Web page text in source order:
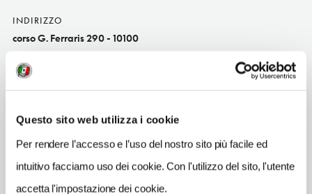
Questo sito web utilizza i cookie
Per rendere l’accesso e l’uso del nostro sito più facile ed
intuitivo facciamo uso dei cookie. Con l'utilizzo del sito, l'utente
accetta l'impostazione dei cookie.
INDIRIZZO
corso G. Ferraris 290 - 10100
Torino (TO)
Piemonte IT
aquaticatorino.it
INDIRIZZO EMAIL
info@aquaticatorino.it
TELEFONO